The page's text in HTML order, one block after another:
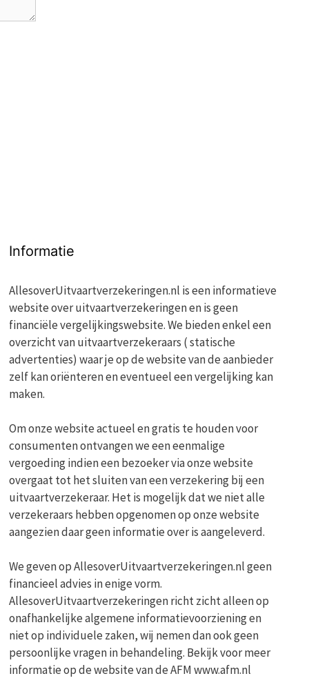
Informatie
AllesoverUitvaartverzekeringen.nl is een informatieve
website over uitvaartverzekeringen en is geen
financiële vergelijkingswebsite. We bieden enkel een
overzicht van uitvaartverzekeraars ( statische
advertenties) waar je op de website van de aanbieder
zelf kan oriënteren en eventueel een vergelijking kan
maken.
Om onze website actueel en gratis te houden voor
consumenten ontvangen we een eenmalige
vergoeding indien een bezoeker via onze website
overgaat tot het sluiten van een verzekering bij een
uitvaartverzekeraar. Het is mogelijk dat we niet alle
verzekeraars hebben opgenomen op onze website
aangezien daar geen informatie over is aangeleverd.
We geven op AllesoverUitvaartverzekeringen.nl geen
financieel advies in enige vorm.
AllesoverUitvaartverzekeringen richt zicht alleen op
onafhankelijke algemene informatievoorziening en
niet op individuele zaken, wij nemen dan ook geen
persoonlijke vragen in behandeling. Bekijk voor meer
informatie op de website van de AFM www.afm.nl